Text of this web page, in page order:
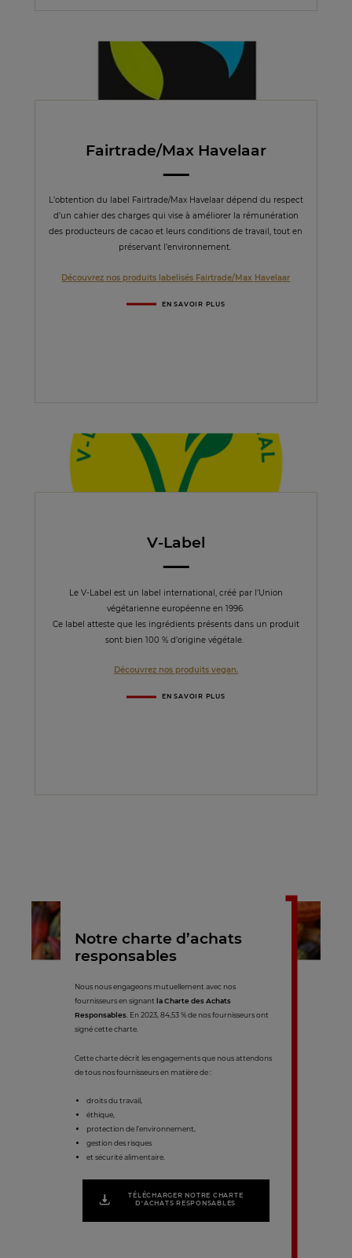
Fairtrade/Max Havelaar
L’obtention du label Fairtrade/Max Havelaar dépend du respect
d’un cahier des charges qui vise à améliorer la rémunération
des producteurs de cacao et leurs conditions de travail, tout en
préservant l’environnement.
Découvrez nos produits labelisés Fairtrade/Max Havelaar
EN SAVOIR PLUS
V-Label
Le V-Label est un label international, créé par l’Union
végétarienne européenne en 1996.
Ce label atteste que les ingrédients présents dans un produit
sont bien 100 % d’origine végétale.
Découvrez nos produits vegan.
EN SAVOIR PLUS
Notre charte d’achats
responsables
Nous nous engageons mutuellement avec nos
fournisseurs en signant la Charte des Achats
Responsables . En 2023, 84,53 % de nos fournisseurs ont
signé cette charte.
Cette charte décrit les engagements que nous attendons
de tous nos fournisseurs en matière de :
droits du travail,
éthique,
protection de l’environnement,
gestion des risques
et sécurité alimentaire.
TÉLÉCHARGER NOTRE CHARTE
D'ACHATS RESPONSABLES